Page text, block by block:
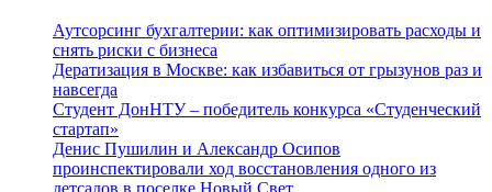
Аутсорсинг бухгалтерии: как оптимизировать расходы и
снять риски с бизнеса
Дератизация в Москве: как избавиться от грызунов раз и
навсегда
Студент ДонНТУ – победитель конкурса «Студенческий
стартап»
Денис Пушилин и Александр Осипов
проинспектировали ход восстановления одного из